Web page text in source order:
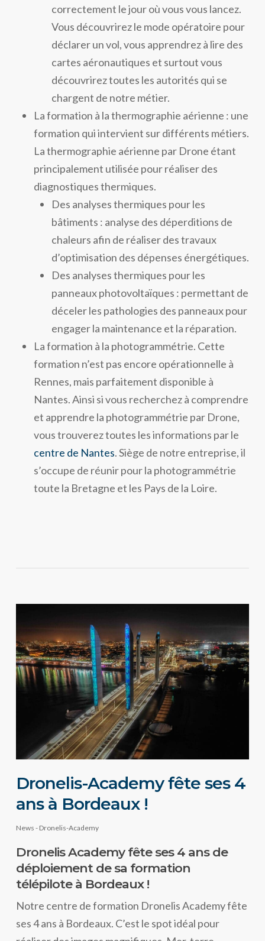
correctement le jour où vous vous lancez.
Vous découvrirez le mode opératoire pour
déclarer un vol, vous apprendrez à lire des
cartes aéronautiques et surtout vous
découvrirez toutes les autorités qui se
chargent de notre métier.
La formation à la thermographie aérienne : une
formation qui intervient sur différents métiers.
La thermographie aérienne par Drone étant
principalement utilisée pour réaliser des
diagnostiques thermiques.
Des analyses thermiques pour les
bâtiments : analyse des déperditions de
chaleurs afin de réaliser des travaux
d’optimisation des dépenses énergétiques.
Des analyses thermiques pour les
panneaux photovoltaïques : permettant de
déceler les pathologies des panneaux pour
engager la maintenance et la réparation.
La formation à la photogrammétrie. Cette
formation n’est pas encore opérationnelle à
Rennes, mais parfaitement disponible à
Nantes. Ainsi si vous recherchez à comprendre
et apprendre la photogrammétrie par Drone,
vous trouverez toutes les informations par le
centre de Nantes. Siège de notre entreprise, il
s’occupe de réunir pour la photogrammétrie
toute la Bretagne et les Pays de la Loire.
Dronelis-Academy fête ses 4
ans à Bordeaux !
News - Dronelis-Academy
Dronelis Academy fête ses 4 ans de
déploiement de sa formation
télépilote à Bordeaux !
Notre centre de formation Dronelis Academy fête
ses 4 ans à Bordeaux. C’est le spot idéal pour